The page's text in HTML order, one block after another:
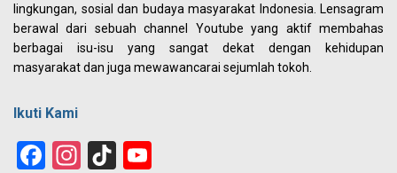
lingkungan, sosial dan budaya masyarakat Indonesia. Lensagram
berawal dari sebuah channel Youtube yang aktif membahas
berbagai isu-isu yang sangat dekat dengan kehidupan
masyarakat dan juga mewawancarai sejumlah tokoh.
Ikuti Kami
Facebook
Instagram
TikTok